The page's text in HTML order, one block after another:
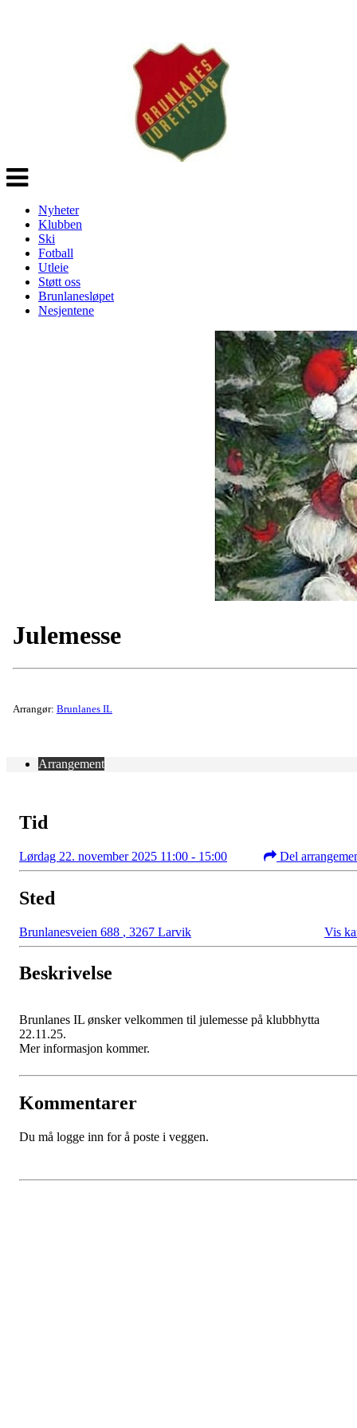
Veksle
navigasjon
Nyheter
Klubben
Ski
Fotball
Utleie
Støtt oss
Brunlanesløpet
Nesjentene
Julemesse
Arrangør: Brunlanes IL
Arrangement
Tid
Lørdag 22. november 2025 11:00 - 15:00 Del
Sted
Brunlanesveien 688 , 3267 Larvik Vis
Beskrivelse
Brunlanes IL ønsker velkommen til julemesse på klubbhytta
22.11.25.
Mer informasjon kommer.
Kommentarer
Du må logge inn for å poste i veggen.